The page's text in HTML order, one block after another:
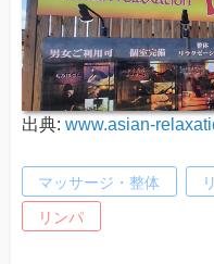
出典: www.asian-
マッサージ・整体
リンパ